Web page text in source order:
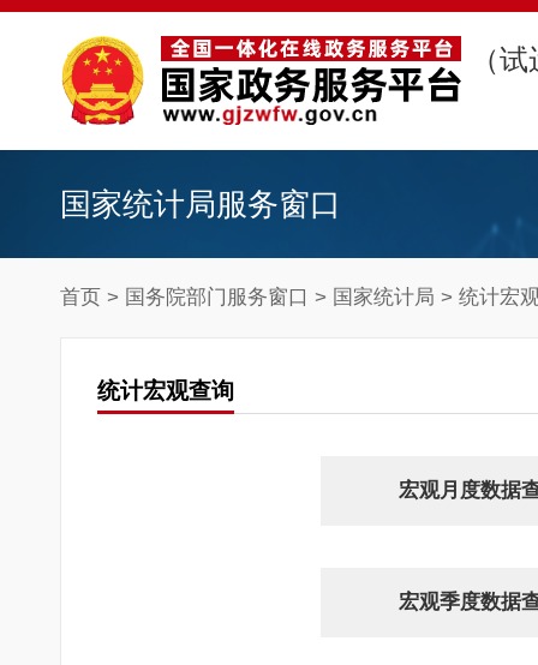
（
国家统计局服务窗口
首页 > 国务院部门服务窗口 > 国家统计局 > 统计宏
统计宏观查询
宏观月度数据
宏观季度数据